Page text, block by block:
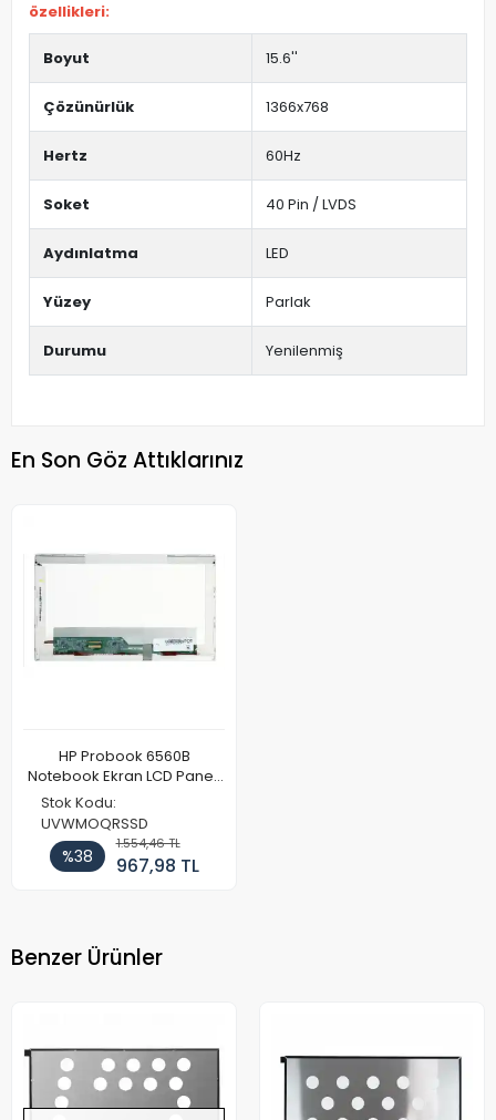
özellikleri:
Boyut 15.6''
Çözünürlük 1366x768
Hertz 60Hz
Soket 40 Pin / LVDS
Aydınlatma LED
Yüzey Parlak
Durumu Yenilenmiş
En Son Göz Attıklarınız
HP Probook 6560B
Notebook Ekran LCD Paneli
(Ref)
Stok Kodu:
UVWMOQRSSD
%38
1.554,46 TL
967,98 TL
Benzer Ürünler